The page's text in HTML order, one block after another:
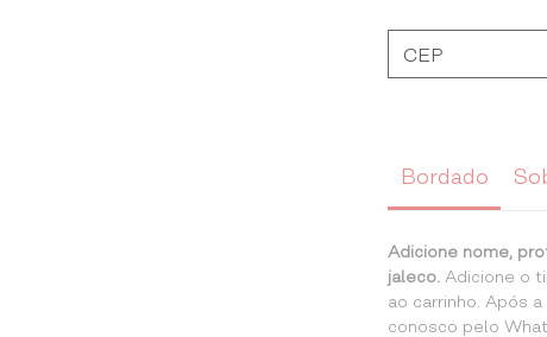
Bordado
Adicione nome,
jaleco. Adicione o
ao carrinho. Após
conosco pelo